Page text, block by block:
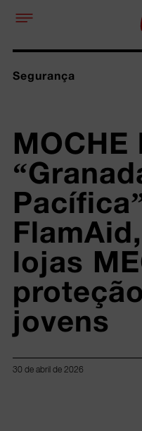
Segurança
MOCHE
lojas
jovens
30 de abril de 2026